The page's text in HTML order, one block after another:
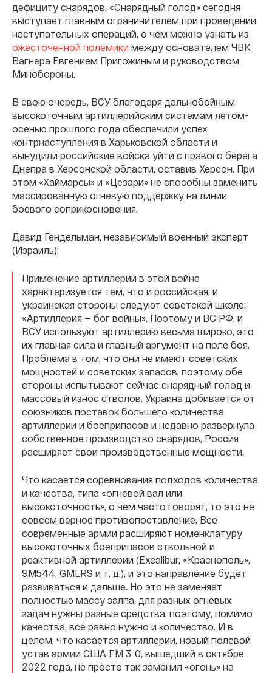
дефициту снарядов. «Снарядный голод» сегодня
выступает главным ограничителем при проведении
наступательных операций, о чем можно узнать из
ожесточенной полемики между основателем ЧВК
Вагнера Евгением Пригожиным и руководством
Минобороны.
В свою очередь, ВСУ благодаря дальнобойным
высокоточным артиллерийским системам летом-
осенью прошлого года обеспечили успех
контрнаступления в Харьковской области и
вынудили российские войска уйти с правого берега
Днепра в Херсонской области, оставив Херсон. При
этом «Хаймарсы» и «Цезари» не способны заменить
массированную огневую поддержку на линии
боевого соприкосновения.
Давид Гендельман, независимый военный эксперт
(Израиль):
Применение артиллерии в этой войне
характеризуется тем, что и российская, и
украинская стороны следуют советской школе:
«Артиллерия — бог войны». Поэтому и ВС РФ, и
ВСУ используют артиллерию весьма широко, это
их главная сила и главный аргумент на поле боя.
Проблема в том, что они не имеют советских
мощностей и советских запасов, поэтому обе
стороны испытывают сейчас снарядный голод и
массовый износ стволов. Украина добивается от
союзников поставок большего количества
артиллерии и боеприпасов и недавно развернула
собственное производство снарядов, Россия
расширяет свои производственные мощности.
Что касается соревнования подходов количества
и качества, типа «огневой вал или
высокоточность», о чем часто говорят, то это не
совсем верное противопоставление. Все
современные армии расширяют номенклатуру
высокоточных боеприпасов ствольной и
реактивной артиллерии (Excalibur, «Краснополь»,
9М544, GMLRS и т. д.), и это направление будет
развиваться и дальше. Но это не заменяет
полностью массу залпа, для разных огневых
задач нужны разные средства, поэтому, помимо
качества, все равно нужно и количество. И в
целом, что касается артиллерии, новый полевой
устав армии США FM 3-0, вышедший в октябре
2022 года, не просто так заменил «огонь» на